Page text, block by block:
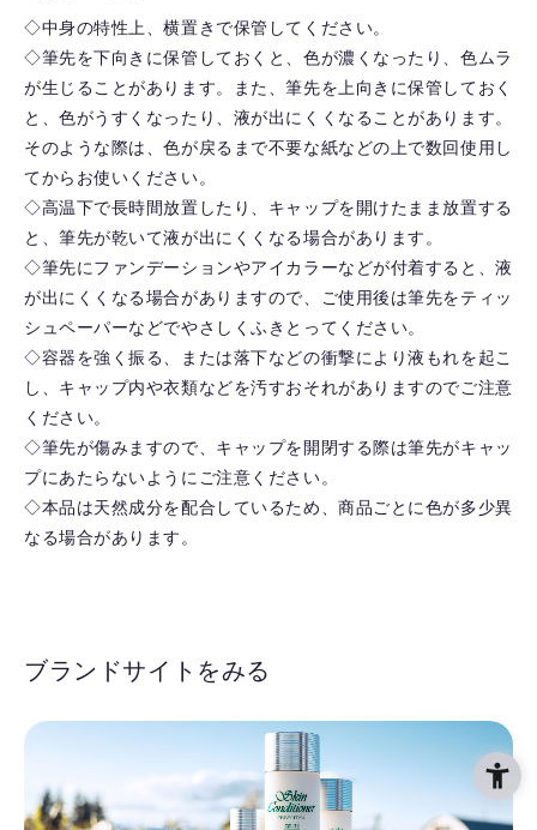
◇中身の特性上、横置きで保管してください。
◇筆先を下向きに保管しておくと、色が濃くなったり、色ムラ
が生じることがあります。また、筆先を上向きに保管しておく
と、色がうすくなったり、液が出にくくなることがあります。
そのような際は、色が戻るまで不要な紙などの上で数回使用し
てからお使いください。
◇高温下で長時間放置したり、キャップを開けたまま放置する
と、筆先が乾いて液が出にくくなる場合があります。
◇筆先にファンデーションやアイカラーなどが付着すると、液
が出にくくなる場合がありますので、ご使用後は筆先をティッ
シュペーパーなどでやさしくふきとってください。
◇容器を強く振る、または落下などの衝撃により液もれを起こ
し、キャップ内や衣類などを汚すおそれがありますのでご注意
ください。
◇筆先が傷みますので、キャップを開閉する際は筆先がキャッ
プにあたらないようにご注意ください。
◇本品は天然成分を配合しているため、商品ごとに色が多少異
なる場合があります。
ブランドサイトをみる